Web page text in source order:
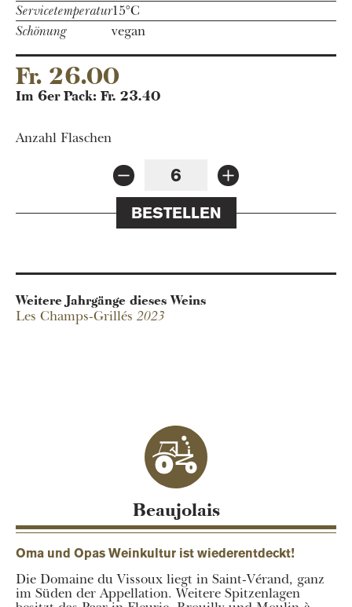
Servicetemperatur15°C
Schönung
vegan
Fr. 26.00
Anzahl Flaschen
BESTELLEN
Im 6er Pack: Fr. 23.40
Weitere Jahrgänge dieses Weins
Les Champs-Grillés 2023
Domaines Chermette
Beaujolais
Oma und Opas Weinkultur ist wiederentdeckt!
Die Domaine du Vissoux liegt in Saint-Vérand, ganz
im Süden der Appellation. Weitere Spitzenlagen